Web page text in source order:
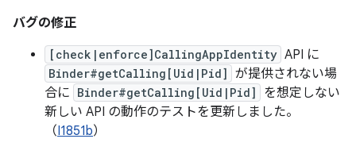
バグの修正
[check|enforce]CallingAppIdentity API に
Binder#getCalling[Uid|Pid] が提供されない場
合に Binder#getCalling[Uid|Pid]
を想定しない
新しい API の動作のテストを更新しました。
（I1851b）